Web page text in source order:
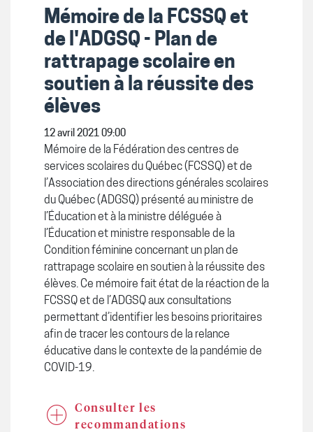
Mémoire de la FCSSQ et
de l'ADGSQ - Plan de
rattrapage scolaire en
soutien à la réussite des
élèves
12 avril 2021 09:00
Mémoire de la Fédération des centres de
services scolaires du Québec (FCSSQ) et de
l’Association des directions générales scolaires
du Québec (ADGSQ) présenté au ministre de
l’Éducation et à la ministre déléguée à
l’Éducation et ministre responsable de la
Condition féminine concernant un plan de
rattrapage scolaire en soutien à la réussite des
élèves. Ce mémoire fait état de la réaction de la
FCSSQ et de l’ADGSQ aux consultations
permettant d’identifier les besoins prioritaires
afin de tracer les contours de la relance
éducative dans le contexte de la pandémie de
COVID-19.
Consulter les
recommandations